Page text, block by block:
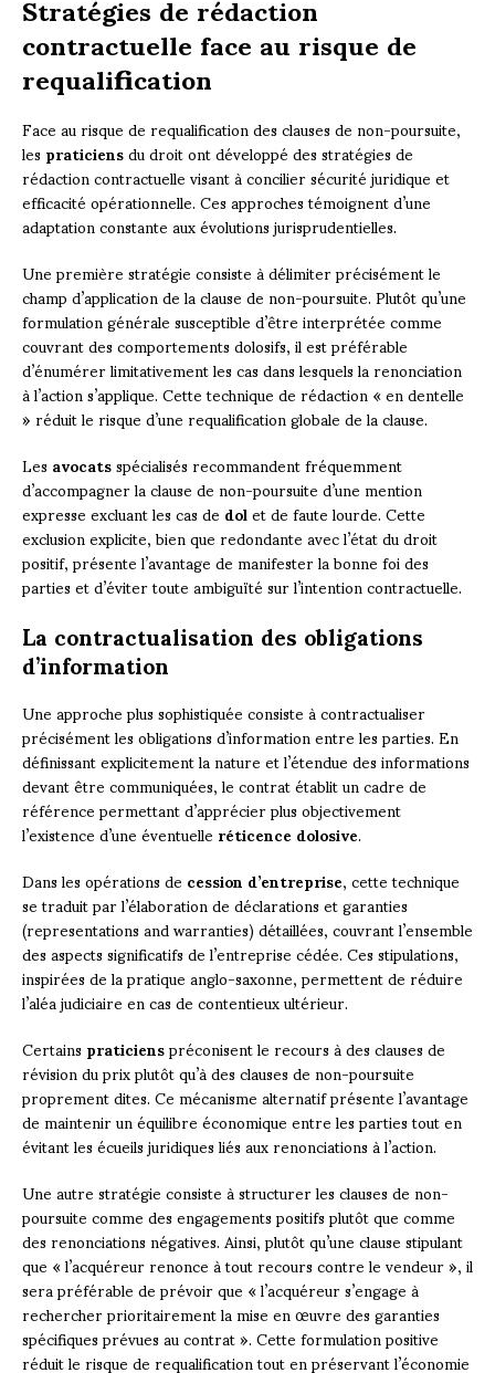
contractuelle face au risque de
requalification
Face au risque de requalification des clauses de non-poursuite,
lespraticiensdu droit ont développé des stratégies de
rédaction contractuelle visant à concilier sécurité juridique et
efficacité opérationnelle. Ces approches témoignent d’une
adaptation constante aux évolutions jurisprudentielles.
Une première stratégie consiste à délimiter précisément le
champ d’application de la clause de non-poursuite. Plutôt qu’une
formulation générale susceptible d’être interprétée comme
couvrant des comportements dolosifs, il est préférable
d’énumérer limitativement les cas dans lesquels la renonciation
à l’action s’applique. Cette technique de rédaction « en dentelle
» réduit le risque d’une requalification globale de la clause.
Lesavocatsspécialisés recommandent fréquemment
d’accompagner la clause de non-poursuite d’une mention
expresse excluant les cas dedolet de faute lourde. Cette
exclusion explicite, bien que redondante avec l’état du droit
positif, présente l’avantage de manifester la bonne foi des
parties et d’éviter toute ambiguïté sur l’intention contractuelle.
La contractualisation des obligations
d’information
Une approche plus sophistiquée consiste à contractualiser
précisément les obligations d’information entre les parties. En
définissant explicitement la nature et l’étendue des informations
devant être communiquées, le contrat établit un cadre de
référence permettant d’apprécier plus objectivement
l’existence d’une éventuelleréticence dolosive.
Dans les opérations decession d’entreprise, cette technique
se traduit par l’élaboration de déclarations et garanties
(representations and warranties) détaillées, couvrant l’ensemble
des aspects significatifs de l’entreprise cédée. Ces stipulations,
inspirées de la pratique anglo-saxonne, permettent de réduire
l’aléa judiciaire en cas de contentieux ultérieur.
Certainspraticienspréconisent le recours à des clauses de
révision du prix plutôt qu’à des clauses de non-poursuite
proprement dites. Ce mécanisme alternatif présente l’avantage
de maintenir un équilibre économique entre les parties tout en
évitant les écueils juridiques liés aux renonciations à l’action.
Une autre stratégie consiste à structurer les clauses de non-
poursuite comme des engagements positifs plutôt que comme
des renonciations négatives. Ainsi, plutôt qu’une clause stipulant
que « l’acquéreur renonce à tout recours contre le vendeur », il
sera préférable de prévoir que « l’acquéreur s’engage à
rechercher prioritairement la mise en œuvre des garanties
spécifiques prévues au contrat ». Cette formulation positive
réduit le risque de requalification tout en préservant l’économie